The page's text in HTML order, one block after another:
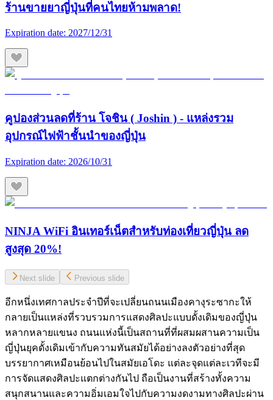
ร้านขายยาญี่ปุ่นที่คนไทยห้ามพลาด!
Expiration date: 2027/12/31
คูปองส่วนลดที่ร้าน โจชิน ( Joshin ) - แหล่งรวม
อุปกรณ์ไฟฟ้าชั้นนำของญี่ปุ่น
Expiration date: 2026/10/31
NINJA WiFi อินเทอร์เน็ตสำหรับท่องเที่ยวญี่ปุ่น ลด
สูงสุด 20%!
Next slide Previous slide
อีกหนึ่งเทศกาลประจำปีที่จะเปลี่ยนถนนเมืองคางุระซากะให้
กลายเป็นแหล่งที่รวบรวมการแสดงศิลปะแบบดั้งเดิมของญี่ปุ่น
หลากหลายแขนง ถนนแห่งนี้เป็นสถานที่ที่ผสมผสานความเป็น
ญี่ปุ่นยุคดั้งเดิมเข้ากับความทันสมัยได้อย่างลงตัวอย่างที่สุด
บรรยากาศเหมือนย้อนไปในสมัยเอโดะ แต่ละจุดแต่ละเวทีจะมี
การจัดแสดงศิลปะแตกต่างกันไป ถือเป็นงานที่สร้างทั้งความ
สนุกสนานและความอิ่มเอมใจไปกับความงดงามทางศิลปะผ่าน